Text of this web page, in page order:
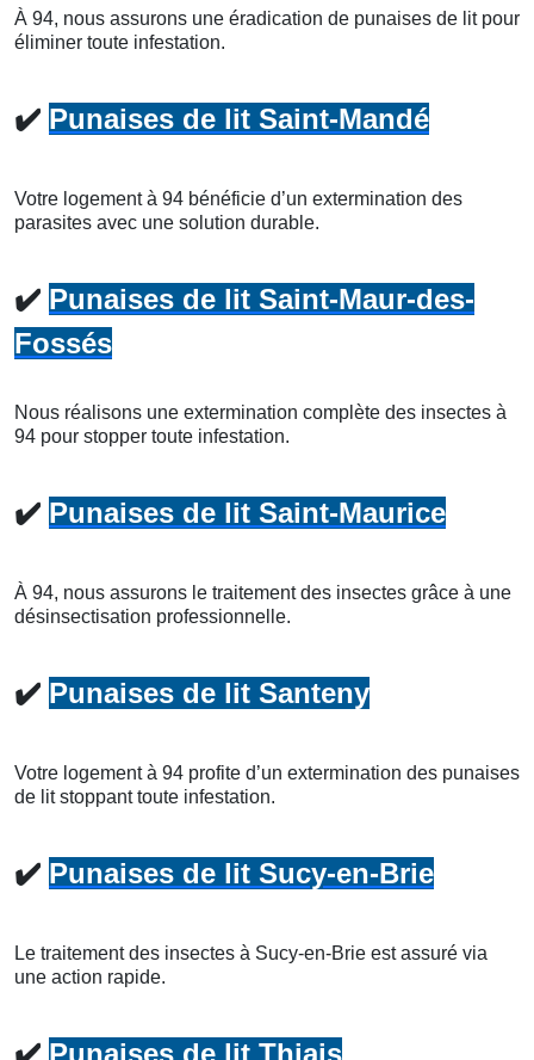
À 94, nous assurons une éradication de punaises de lit pour
éliminer toute infestation.
✔️ Punaises de lit Saint-Mandé
Votre logement à 94 bénéficie d’un extermination des
parasites avec une solution durable.
✔️ Punaises de lit Saint-Maur-des-
Fossés
Nous réalisons une extermination complète des insectes à
94 pour stopper toute infestation.
✔️ Punaises de lit Saint-Maurice
À 94, nous assurons le traitement des insectes grâce à une
désinsectisation professionnelle.
✔️ Punaises de lit Santeny
Votre logement à 94 profite d’un extermination des punaises
de lit stoppant toute infestation.
✔️ Punaises de lit Sucy-en-Brie
Le traitement des insectes à Sucy-en-Brie est assuré via
une action rapide.
✔️ Punaises de lit Thiais